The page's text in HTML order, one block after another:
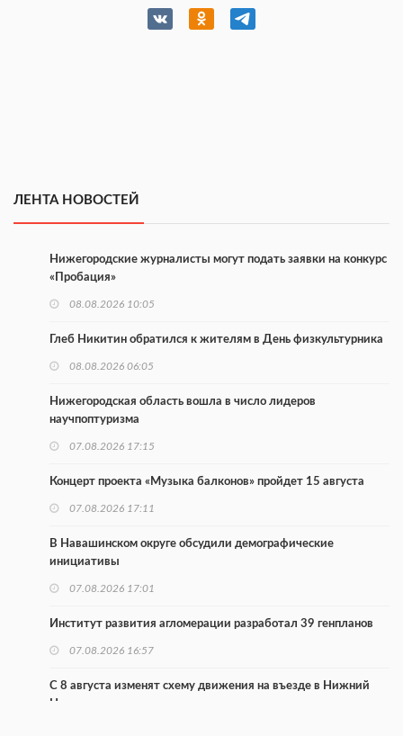
ЛЕНТА НОВОСТЕЙ
Нижегородские журналисты могут подать заявки на конкурс
«Пробация»
08.08.2026 10:05
Глеб Никитин обратился к жителям в День физкультурника
08.08.2026 06:05
Нижегородская область вошла в число лидеров
научпоптуризма
07.08.2026 17:15
Концерт проекта «Музыка балконов» пройдет 15 августа
07.08.2026 17:11
В Навашинском округе обсудили демографические
инициативы
07.08.2026 17:01
Институт развития агломерации разработал 39 генпланов
07.08.2026 16:57
С 8 августа изменят схему движения на въезде в Нижний
Новгород